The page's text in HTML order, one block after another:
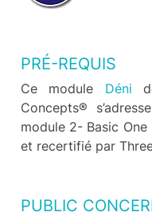
PRÉ-REQUIS
Ce module Déni
Concepts®
module 2- Basic
et recertifié par
PUBLIC